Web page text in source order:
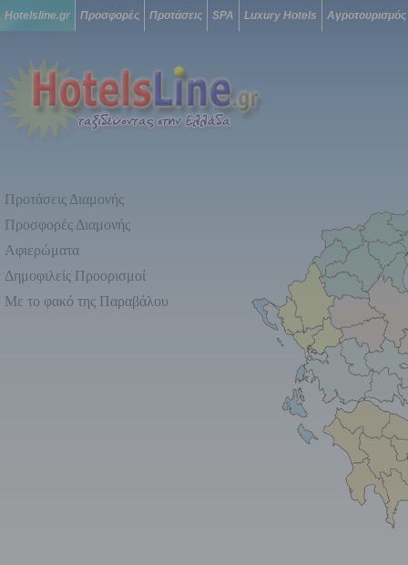
Hotelsline.gr Προσφορές Προτάσεις SPA Luxury Hotels Αγροτουρισμός
Προτάσεις Διαμονής
Προσφορές Διαμονής
Αφιερώματα
Δημοφιλείς Προορισμοί
Με το φακό της Παραβάλου